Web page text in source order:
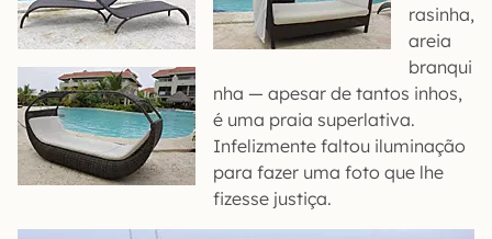
rasinha,
areia
branqui
nha — apesar de tantos inhos,
é uma praia superlativa.
Infelizmente faltou iluminação
para fazer uma foto que lhe
fizesse justiça.